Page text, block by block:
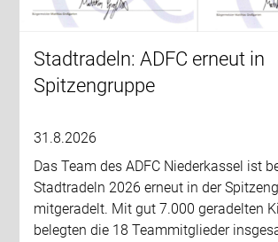
Stadtradeln: ADFC erneut in
Spitzengruppe
31.8.2026
Das Team des ADFC Niederkassel ist
Stadtradeln 2026 erneut in der
mitgeradelt. Mit gut 7.000 geradelten
belegten die 18 Teammitglieder